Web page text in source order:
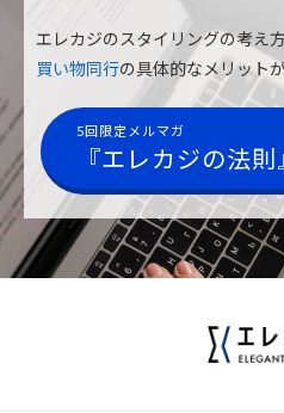
エレカジのスタイリングの考え方
買い物同行の具体的なメリット
5回限定メルマガ
『エレカジの法則